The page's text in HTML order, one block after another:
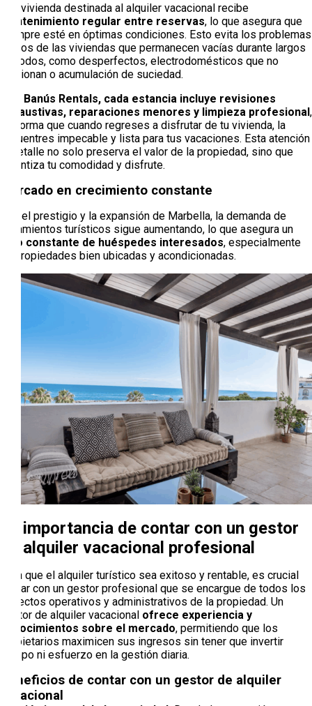
Una vivienda destinada al alquiler vacacional recibe
mantenimiento regular entre reservas, lo que asegura que
siempre esté en óptimas condiciones. Esto evita los problemas
típicos de las viviendas que permanecen vacías durante largos
períodos, como desperfectos, electrodomésticos que no
funcionan o acumulación de suciedad.
Con Banús Rentals, cada estancia incluye revisiones
exhaustivas, reparaciones menores y limpieza profesional,
de forma que cuando regreses a disfrutar de tu vivienda, la
encuentres impecable y lista para tus vacaciones. Esta atención
al detalle no solo preserva el valor de la propiedad, sino que
garantiza tu comodidad y disfrute.
Mercado en crecimiento constante
Con el prestigio y la expansión de Marbella, la demanda de
alojamientos turísticos sigue aumentando, lo que asegura un
flujo constante de huéspedes interesados, especialmente
en propiedades bien ubicadas y acondicionadas.
La importancia de contar con un gestor
de alquiler vacacional profesional
Para que el alquiler turístico sea exitoso y rentable, es crucial
contar con un gestor profesional que se encargue de todos los
aspectos operativos y administrativos de la propiedad. Un
gestor de alquiler vacacional ofrece experiencia y
conocimientos sobre el mercado, permitiendo que los
propietarios maximicen sus ingresos sin tener que invertir
tiempo ni esfuerzo en la gestión diaria.
Beneficios de contar con un gestor de alquiler
vacacional